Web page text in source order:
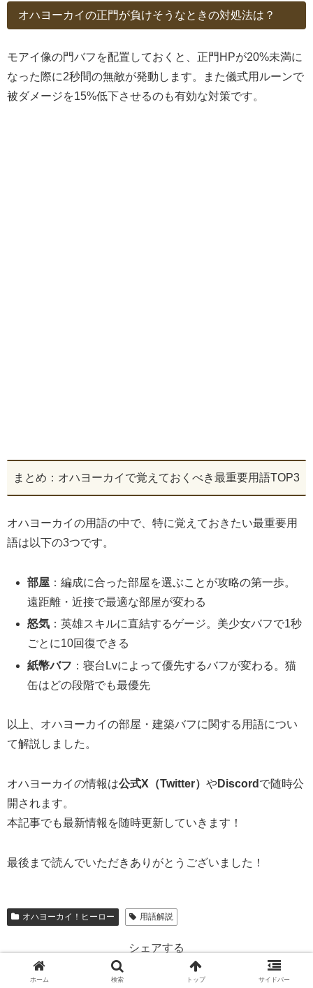
オハヨーカイの正門が負けそうなときの対処法は？
モアイ像の門バフを配置しておくと、正門HPが20%未満に
なった際に2秒間の無敵が発動します。また儀式用ルーンで
被ダメージを15%低下させるのも有効な対策です。
まとめ：オハヨーカイで覚えておくべき最重要用語TOP3
オハヨーカイの用語の中で、特に覚えておきたい最重要用
語は以下の3つです。
部屋 ：編成に合った部屋を選ぶことが攻略の第一歩。
遠距離・近接で最適な部屋が変わる
怒気 ：英雄スキルに直結するゲージ。美少女バフで1秒
ごとに10回復できる
紙幣バフ ：寝台Lvによって優先するバフが変わる。猫
缶はどの段階でも最優先
以上、オハヨーカイの部屋・建築バフに関する用語につい
て解説しました。
オハヨーカイの情報は公式X（Twitter） やDiscord で随時公
開されます。
本記事でも最新情報を随時更新していきます！
最後まで読んでいただきありがとうございました！
オハヨーカイ！ヒーロー 用語解説
シェアする
はてブ
ホーム 検索 トップ サイドバー